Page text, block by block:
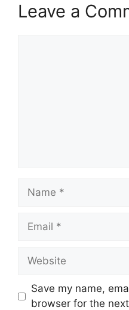
Leave a
Name
Email
Website
Save my name,
browser for the